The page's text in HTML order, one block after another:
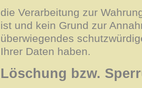
die Verarbeitung zur
ist und kein Grund zur
überwiegendes
Ihrer Daten haben.
Löschung bzw.